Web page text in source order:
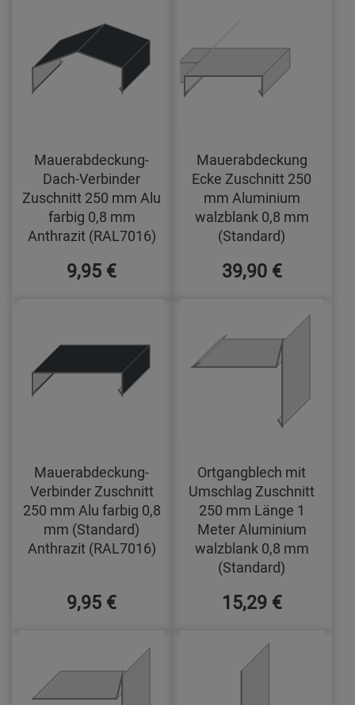
Mauerabdeckung-
Dach-Verbinder
Zuschnitt 250 mm Alu
farbig 0,8 mm
Anthrazit (RAL7016)
9,95 €
Mauerabdeckung
Ecke Zuschnitt 250
mm Aluminium
walzblank 0,8 mm
(Standard)
39,90 €
Mauerabdeckung-
Verbinder Zuschnitt
250 mm Alu farbig 0,8
mm (Standard)
Anthrazit (RAL7016)
9,95 €
Ortgangblech mit
Umschlag Zuschnitt
250 mm Länge 1
Meter Aluminium
walzblank 0,8 mm
(Standard)
15,29 €